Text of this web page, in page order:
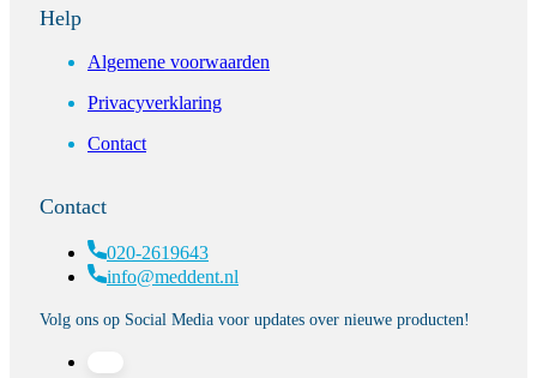
Help
Algemene voorwaarden
Privacyverklaring
Contact
Contact
020-2619643
info@meddent.nl
Volg ons op Social Media voor updates over nieuwe producten!